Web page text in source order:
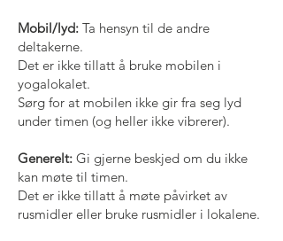
Mobil/lyd: Ta hensyn til de andre
deltakerne.
Det er ikke tillatt å bruke mobilen i
yogalokalet.
Sørg for at mobilen ikke gir fra seg lyd
under timen (og heller ikke vibrerer).
Generelt: Gi gjerne beskjed om du ikke
kan møte til timen.
Det er ikke tillatt å møte påvirket av
rusmidler eller bruke rusmidler i lokalene.